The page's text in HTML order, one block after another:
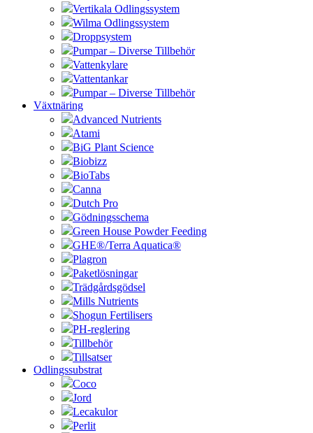
Vertikala Odlingssystem
Wilma Odlingssystem
Droppsystem
Pumpar – Diverse Tillbehör
Vattenkylare
Vattentankar
Pumpar – Diverse Tillbehör
Växtnäring
Advanced Nutrients
Atami
BiG Plant Science
Biobizz
BioTabs
Canna
Dutch Pro
Gödningsschema
Green House Powder Feeding
GHE®/Terra Aquatica®
Plagron
Paketlösningar
Trädgårdsgödsel
Mills Nutrients
Shogun Fertilisers
PH-reglering
Tillbehör
Tillsatser
Odlingssubstrat
Coco
Jord
Lecakulor
Perlit